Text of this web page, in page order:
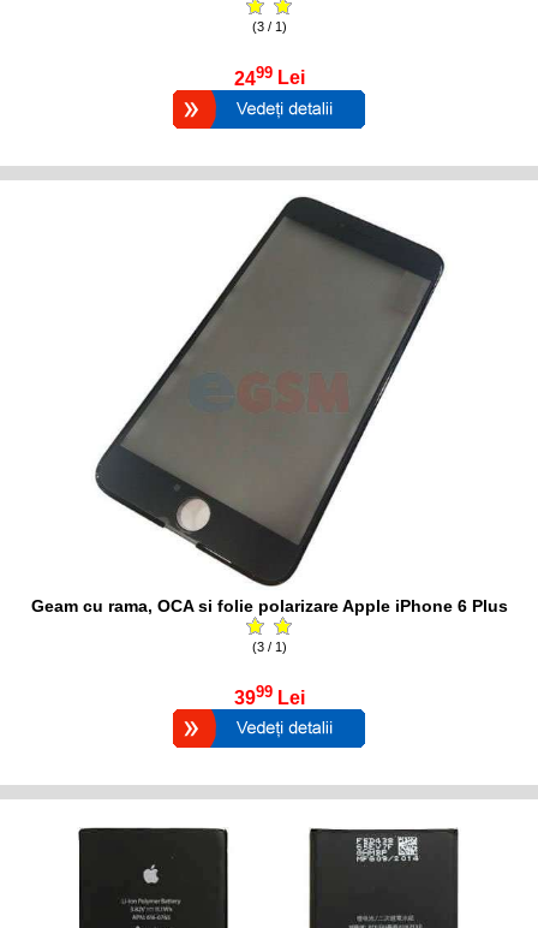
(3 / 1)
2499 Lei
Geam cu rama, OCA si folie polarizare Apple iPhone 6 Plus
(3 / 1)
3999 Lei